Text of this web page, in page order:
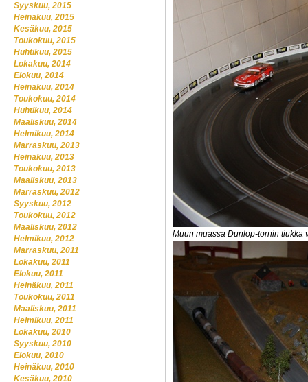
Muun muassa Dunlop-tornin tiukka
Syyskuu, 2015
Heinäkuu, 2015
Kesäkuu, 2015
Toukokuu, 2015
Huhtikuu, 2015
Lokakuu, 2014
Elokuu, 2014
Heinäkuu, 2014
Toukokuu, 2014
Huhtikuu, 2014
Maaliskuu, 2014
Helmikuu, 2014
Marraskuu, 2013
Heinäkuu, 2013
Toukokuu, 2013
Maaliskuu, 2013
Marraskuu, 2012
Syyskuu, 2012
Toukokuu, 2012
Maaliskuu, 2012
Helmikuu, 2012
Marraskuu, 2011
Lokakuu, 2011
Elokuu, 2011
Heinäkuu, 2011
Toukokuu, 2011
Maaliskuu, 2011
Helmikuu, 2011
Lokakuu, 2010
Syyskuu, 2010
Elokuu, 2010
Heinäkuu, 2010
Kesäkuu, 2010